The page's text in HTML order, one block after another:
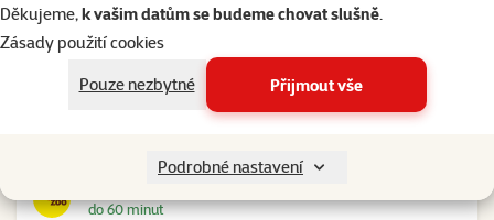
Děkujeme,k vašim datům se budeme chovat slušně.
Zásady použití cookies
Pouze nezbytné
Přijmout vše
Podrobné nastavení
Ovčáry 304, Ovčáry
Kozomín
do 60 minut